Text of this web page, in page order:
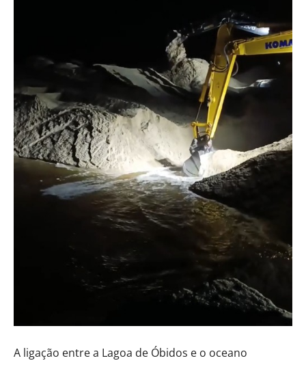
A ligação entre a Lagoa de Óbidos e o oceano